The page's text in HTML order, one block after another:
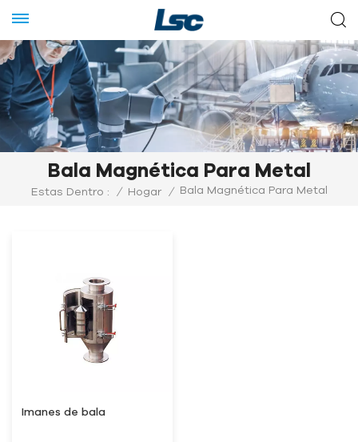
Bala Magnética Para Metal
Estas Dentro : / Hogar / Bala Magnética Para Metal
Imanes de bala